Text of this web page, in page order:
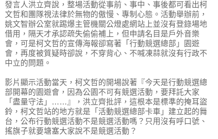
發言人洪立齊說，整場活動從事前、事中、事後都可看出柯
文哲和團隊視法律於無物的傲慢、專制心態。活動舉辦前，
姚文智辦公室就踢爆主管機關公燈處網站上並沒有登錄場地
借用，隔天才承認疏失偷偷補上，但申請名目是戶外音樂
會，可是柯文哲的宣傳海報卻寫著「行動競選總部」園遊
會，再度被質疑時卻說，不穿背心、不喊凍蒜就沒有行政不
中立的問題。
影片顯示活動當天，柯文哲的開場說著『今天是行動競選總
部開幕的園遊會，因為公園不可有競選活動，要拜託大家
「盡量守法」……』，洪立齊批評，這根本是標準的掩耳盜
鈴，柯文哲站的地方就是「活動競選總部卡車」建立起的舞
台，公布行動競選活動不是競選活動嗎？只用沒有呼口號、
搖旗子就要塘塞大家說不是競選活動？